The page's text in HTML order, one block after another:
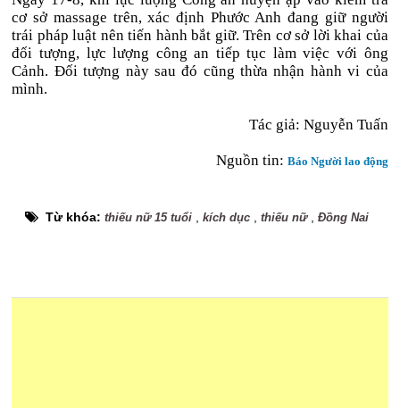
cơ sở massage trên, xác định Phước Anh đang giữ người
trái pháp luật nên tiến hành bắt giữ. Trên cơ sở lời khai của
đối tượng, lực lượng công an tiếp tục làm việc với ông
Cảnh. Đối tượng này sau đó cũng thừa nhận hành vi của
mình.
Tác giả: Nguyễn Tuấn
Nguồn tin: Báo Người lao động
Từ khóa:thiếu nữ 15 tuổi ,kích dục ,thiếu nữ,Đồng Nai